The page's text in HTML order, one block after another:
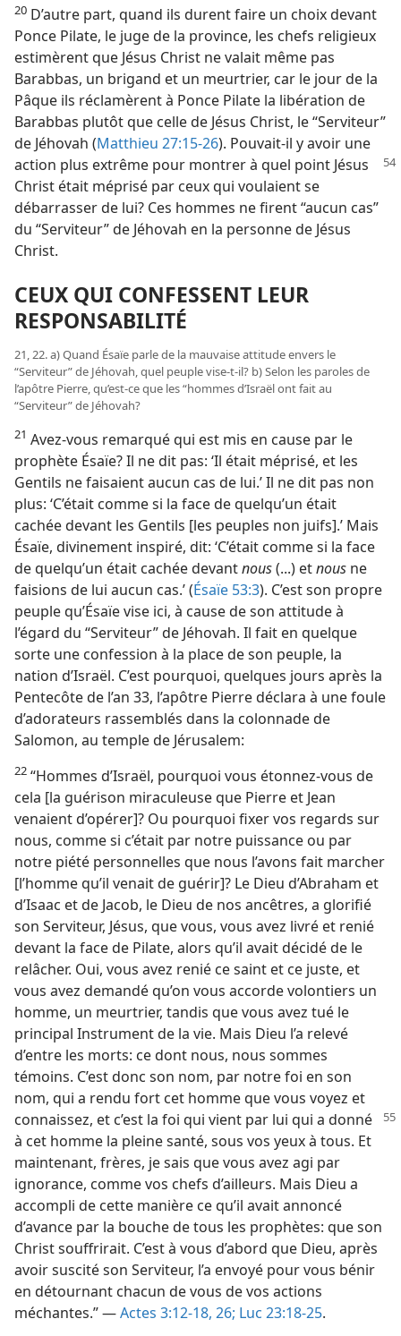
20 D’autre part, quand ils durent faire un choix devant
Ponce Pilate, le juge de la province, les chefs religieux
estimèrent que Jésus Christ ne valait même pas
Barabbas, un brigand et un meurtrier, car le jour de la
Pâque ils réclamèrent à Ponce Pilate la libération de
Barabbas plutôt que celle de Jésus Christ, le “Serviteur”
de Jéhovah (Matthieu 27:15-26). Pouvait-​il y avoir une
action plus extrême pour montrer à quel point Jésus
Christ était méprisé par ceux qui voulaient se
débarrasser de lui? Ces hommes ne firent “aucun cas”
du “Serviteur” de Jéhovah en la personne de Jésus
Christ.
CEUX QUI CONFESSENT LEUR
RESPONSABILITÉ
21, 22. a) Quand Ésaïe parle de la mauvaise attitude envers le
“Serviteur” de Jéhovah, quel peuple vise-​t-​il? b) Selon les paroles de
l’apôtre Pierre, qu’est-​ce que les “hommes d’Israël ont fait au
“Serviteur” de Jéhovah?
21 Avez-​vous remarqué qui est mis en cause par le
prophète Ésaïe? Il ne dit pas: ‘Il était méprisé, et les
Gentils ne faisaient aucun cas de lui.’ Il ne dit pas non
plus: ‘C’était comme si la face de quelqu’un était
cachée devant les Gentils [les peuples non juifs].’ Mais
Ésaïe, divinement inspiré, dit: ‘C’était comme si la face
de quelqu’un était cachée devantnous(...) etnous ne
faisions de lui aucun cas.’ (Ésaïe 53:3). C’est son propre
peuple qu’Ésaïe vise ici, à cause de son attitude à
l’égard du “Serviteur” de Jéhovah. Il fait en quelque
sorte une confession à la place de son peuple, la
nation d’Israël. C’est pourquoi, quelques jours après la
Pentecôte de l’an 33, l’apôtre Pierre déclara à une foule
d’adorateurs rassemblés dans la colonnade de
Salomon, au temple de Jérusalem:
22 “Hommes d’Israël, pourquoi vous étonnez-​vous de
cela [la guérison miraculeuse que Pierre et Jean
venaient d’opérer]? Ou pourquoi fixer vos regards sur
nous, comme si c’était par notre puissance ou par
notre piété personnelles que nous l’avons fait marcher
[l’homme qu’il venait de guérir]? Le Dieu d’Abraham et
d’Isaac et de Jacob, le Dieu de nos ancêtres, a glorifié
son Serviteur, Jésus, que vous, vous avez livré et renié
devant la face de Pilate, alors qu’il avait décidé de le
relâcher. Oui, vous avez renié ce saint et ce juste, et
vous avez demandé qu’on vous accorde volontiers un
homme, un meurtrier, tandis que vous avez tué le
principal Instrument de la vie. Mais Dieu l’a relevé
d’entre les morts: ce dont nous, nous sommes
témoins. C’est donc son nom, par notre foi en son
nom, qui a rendu fort cet homme que vous voyez et
connaissez, et c’est la foi qui vient par lui qui a donné
à cet homme la pleine santé, sous vos yeux à tous. Et
maintenant, frères, je sais que vous avez agi par
ignorance, comme vos chefs d’ailleurs. Mais Dieu a
accompli de cette manière ce qu’il avait annoncé
d’avance par la bouche de tous les prophètes: que son
Christ souffrirait. C’est à vous d’abord que Dieu, après
avoir suscité son Serviteur, l’a envoyé pour vous bénir
en détournant chacun de vous de vos actions
méchantes.” —Actes 3:12-18, 26; Luc 23:18-25.